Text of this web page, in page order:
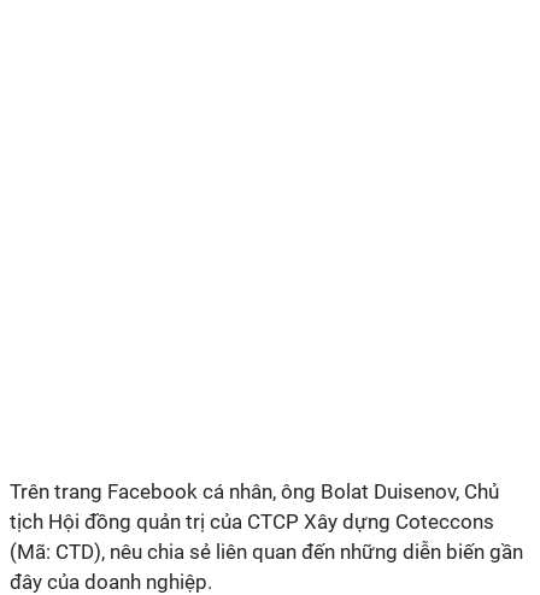
Trên trang Facebook cá nhân, ông Bolat Duisenov, Chủ
tịch Hội đồng quản trị của CTCP Xây dựng Coteccons
(Mã: CTD), nêu chia sẻ liên quan đến những diễn biến gần
đây của doanh nghiệp.